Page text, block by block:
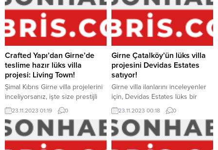
projelerini hedef kesime ulaştıran
Burcu Kurt ile 20 Sual 20 Yanıt
köşesinde buluştuk…
BİLGİLENDİRME Döveç
Emlak Merkezi ile olan ortaklık
sürecinde iş etiği kurallarını
çiğneyen yaklaşımı, firmalar arası
itimat sarsan “arkadan dolanma”
girişimi...
doldurun, en kısa sürede
temsilcilerimiz tarafınıza dönüş
sağlayacaklar.
Crafted Yapı’dan Girne’de
teslime hazır lüks villa
projesi: Living Town!
Şimal Kıbrıs Girne villa projelerini
inceliyorsanız, işte size prestijli
bir seçenek… Crafted Yapı imzalı
Living Town’da yaşam başladı.
Lüks villalar yeni sahiplerini
bekliyor… Kıbrıs ekonomisinin
kuvvetli grubu Eziç, inşaat
23.11.2023 01:19 0
Girne Çatalköy’ün lüks villa
projesini Devidas Estates
satıyor!
Girne villa ilanlarını inceleyenler
için, Devidas Estates lüks bir
fırsat sunuyor. Çatalköy’de
konumlanan villalar, yüksek
standardıyla dikkat çekiyor. Girne
villa projelerini inceleyenler için
en yenisi Çatalköy’den geliyor…
23.11.2023 00:18 0